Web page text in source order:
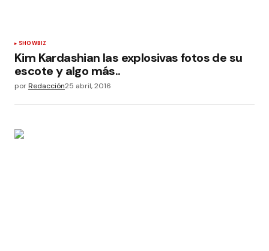
SHOWBIZ
Kim Kardashian las explosivas fotos de su
escote y algo más..
porRedacción25 abril, 2016